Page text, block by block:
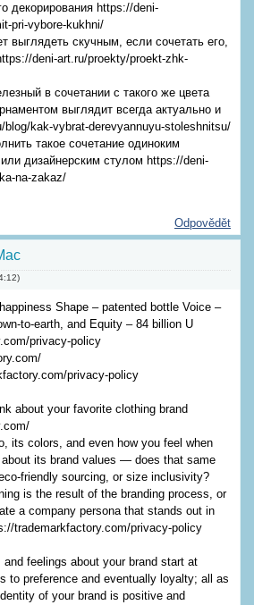
декорирования https://deni-
pri-vybore-kukhni/
выглядеть скучным, если сочетать его,
deni-art.ru/proekty/proekt-zhk-
в сочетании с такого же цвета
выглядит всегда актуально и
kak-vybrat-derevyannuyu-stoleshnitsu/
такое сочетание одиноким
дизайнерским стулом https://deni-
na-zakaz/
Odpovědět
)
Shape – patented bottle Voice –
to-earth, and Equity – 84 billion U
privacy-policy
privacy-policy
about your favorite clothing brand
its colors, and even how you feel when
its brand values — does that same
friendly sourcing, or size inclusivity?
is the result of the branding process, or
a company persona that stands out in
trademarkfactory.com/privacy-policy
feelings about your brand start at
to preference and eventually loyalty; all as
of your brand is positive and